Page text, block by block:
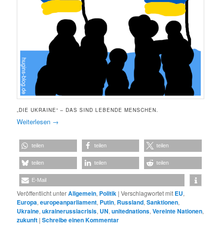
„DIE UKRAINE“ – DAS SIND LEBENDE MENSCHEN.
Weiterlesen →
teilen teilen teilen
teilen teilen teilen
E-Mail
Veröffentlicht unterAllgemein, Politik |Verschlagwortet mit EU,
Europa,europeanparliament, Putin, Russland,Sanktionen,
Ukraine,ukrainerussiacrisis, UN,unitednations,Vereinte Nationen,
zukunft |Schreibe einen Kommentar